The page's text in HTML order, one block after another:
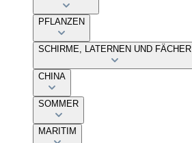
PFLANZEN
SCHIRME, LATERNEN UND FÄCHER
CHINA
SOMMER
MARITIM